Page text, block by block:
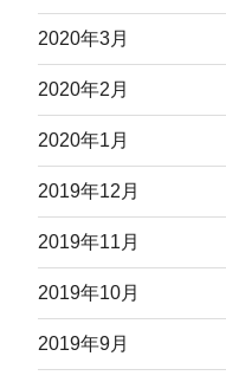
2020年3月
2020年2月
2020年1月
2019年12月
2019年11月
2019年10月
2019年9月